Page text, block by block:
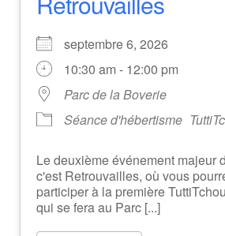
septembre 6, 2026
10:30 am - 12:00 pm
Parc de la Boverie
Séance d'hébertisme
Le deuxième événement majeur
c'est Retrouvailles, où vous
participer à la première
qui se fera au Parc [...]